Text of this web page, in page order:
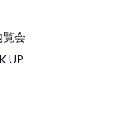
覧会
UP